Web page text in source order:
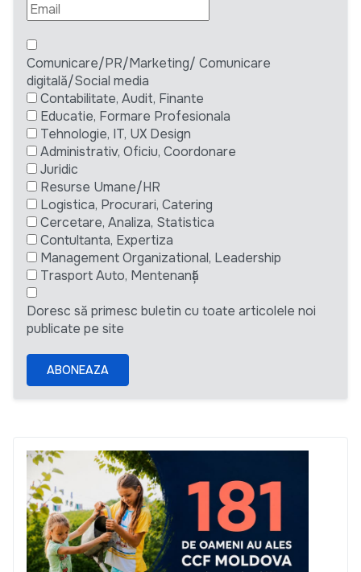
Comunicare/PR/Marketing/ Comunicare
digitală/Social media
Contabilitate, Audit, Finante
Educatie, Formare Profesionala
Tehnologie, IT, UX Design
Administrativ, Oficiu, Coordonare
Juridic
Resurse Umane/HR
Logistica, Procurari, Catering
Cercetare, Analiza, Statistica
Contultanta, Expertiza
Management Organizational, Leadership
Trasport Auto, Mentenanță
Doresc să primesc buletin cu toate articolele noi
publicate pe site
ABONEAZA